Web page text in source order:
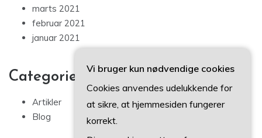
marts 2021
februar 2021
januar 2021
Categories
Artikler
Blog
Vi bruger kun nødvendige cookies
Cookies anvendes udelukkende for
at sikre, at hjemmesiden fungerer
korrekt.